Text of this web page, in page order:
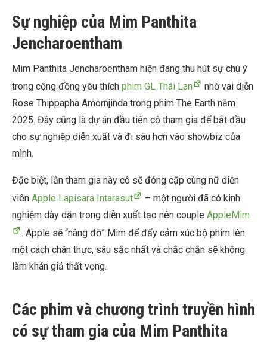
Sự nghiệp của Mim Panthita
Jencharoentham
Mim Panthita Jencharoentham hiện đang thu hút sự chú ý
trong cộng đồng yêu thích phim GL Thái Lan
nhờ vai diễn
Rose Thippapha Amornjinda trong phim The Earth năm
2025. Đây cũng là dự án đầu tiên cô tham gia để bắt đầu
cho sự nghiệp diễn xuất và đi sâu hơn vào showbiz của
mình.
Đặc biệt, lần tham gia này cô sẽ đóng cặp cùng nữ diễn
viên Apple Lapisara Intarasut
– một người đã có kinh
nghiệm dày dặn trong diễn xuất tạo nên couple AppleMim
. Apple sẽ “nâng đỡ” Mim để đẩy cảm xúc bộ phim lên
một cách chân thực, sâu sắc nhất và chắc chắn sẽ không
làm khán giả thất vọng.
Các phim và chương trình truyền hình
có sự tham gia của Mim Panthita